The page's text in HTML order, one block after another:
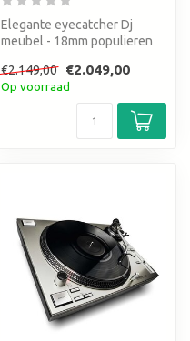
Elegante eyecatcher Dj
meubel - 18mm populieren
€2.149,00
€2.049,00
Op voorraad